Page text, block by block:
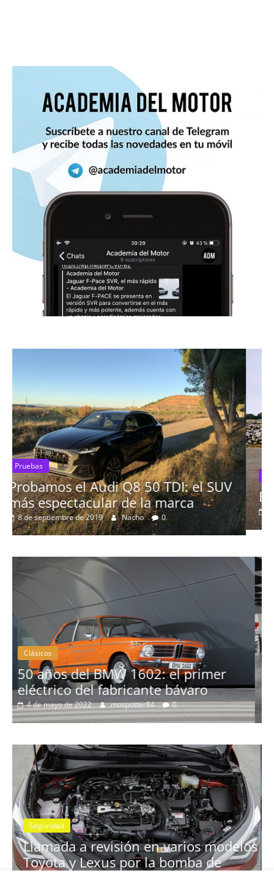
Pruebas
El Seat León 1.6 TDI 115cv a prueba
16 de agosto de 2019 mospotter84 0
Clásicos
La serie 300 de Peugeot
3 de febrero de 2022 mospotter84 0
Seguridad
Llamada a revisión en los
Clase A y GLB con cambio
7G-DCT